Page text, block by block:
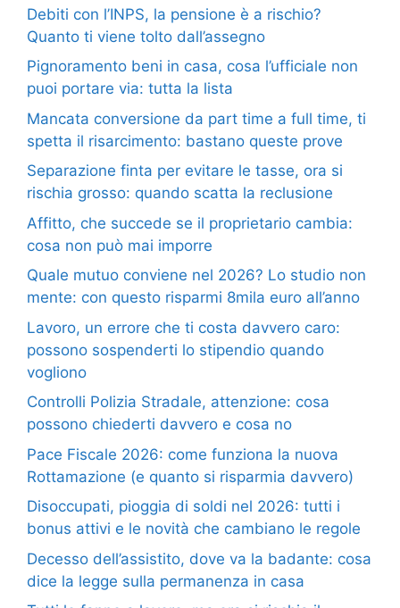
Debiti con l’INPS, la pensione è a rischio?
Quanto ti viene tolto dall’assegno
Pignoramento beni in casa, cosa l’ufficiale non
puoi portare via: tutta la lista
Mancata conversione da part time a full time, ti
spetta il risarcimento: bastano queste prove
Separazione finta per evitare le tasse, ora si
rischia grosso: quando scatta la reclusione
Affitto, che succede se il proprietario cambia:
cosa non può mai imporre
Quale mutuo conviene nel 2026? Lo studio non
mente: con questo risparmi 8mila euro all’anno
Lavoro, un errore che ti costa davvero caro:
possono sospenderti lo stipendio quando
vogliono
Controlli Polizia Stradale, attenzione: cosa
possono chiederti davvero e cosa no
Pace Fiscale 2026: come funziona la nuova
Rottamazione (e quanto si risparmia davvero)
Disoccupati, pioggia di soldi nel 2026: tutti i
bonus attivi e le novità che cambiano le regole
Decesso dell’assistito, dove va la badante: cosa
dice la legge sulla permanenza in casa